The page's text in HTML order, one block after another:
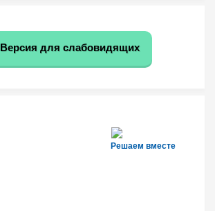
Версия для слабовидящих
Решаем вместе